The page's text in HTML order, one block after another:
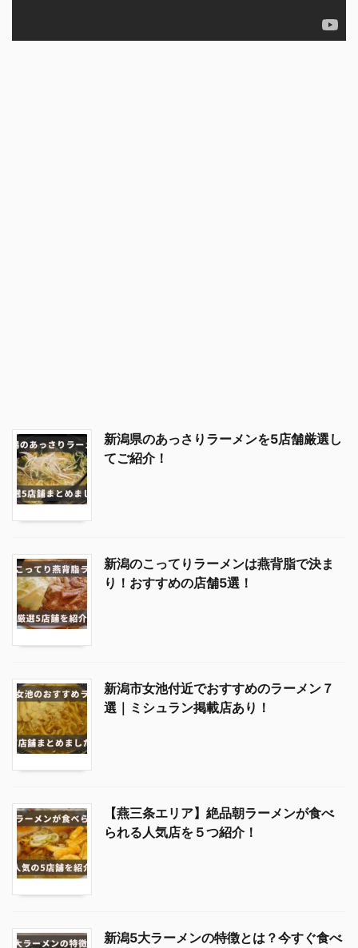
新潟県のあっさりラーメンを5店舗厳選し
てご紹介！
新潟のこってりラーメンは燕背脂で決ま
り！おすすめの店舗5選！
新潟市女池付近でおすすめのラーメン７
選｜ミシュラン掲載店あり！
【燕三条エリア】絶品朝ラーメンが食べ
られる人気店を５つ紹介！
新潟5大ラーメンの特徴とは？今すぐ食べ